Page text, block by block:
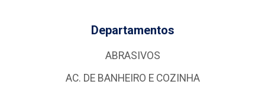
Departamentos
ABRASIVOS
AC. DE BANHEIRO E COZINHA